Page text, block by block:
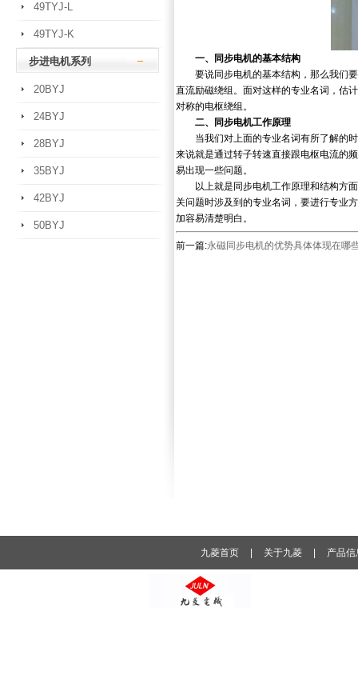
49TYJ-L
49TYJ-K
步进电机系列
20BYJ
24BYJ
28BYJ
35BYJ
42BYJ
50BYJ
一、同步电机的基本结构
要说同步电机的基本结构，那么我们要
直流励磁绕组。面对这样的专业名词，估
对称的电枢绕组。
二、同步电机工作原理
当我们对上面的专业名词有所了解的时
来说就是通过转子转速直接跟电枢电流的
易出现一些问题。
以上就是同步电机工作原理和结构方面
关问题时涉及到的专业名词，要进行专业
加容易清楚明白。
前一篇:永磁同步电机的优势具体体现在哪
九菱首页 关于九菱 产品信